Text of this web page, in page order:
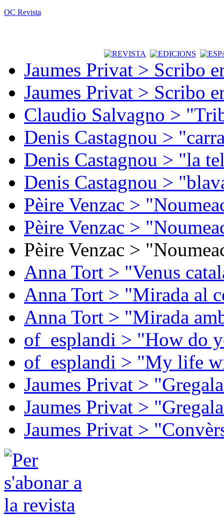
OC Revista
Jaumes Privat > Scribo
Jaumes Privat > Scribo
Claudio Salvagno >
Denis Castagnou >
Denis Castagnou > "la
Denis Castagnou >
Pèire Venzac >
Pèire Venzac >
Pèire Venzac >
Anna Tort > "Venus
Anna Tort > "Mirada al
Anna Tort > "Mirada
of_esplandi > "How do
of_esplandi > "My life
Jaumes Privat >
Jaumes Privat >
Jaumes Privat >